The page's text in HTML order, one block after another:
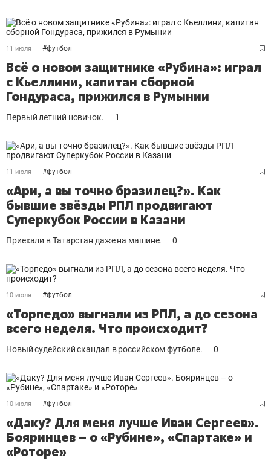
11 июля #футбол
Всё о новом защитнике «Рубина»: играл
с Кьеллини, капитан сборной
Гондураса, прижился в Румынии
Первый летний новичок. 1
11 июля #футбол
«Ари, а вы точно бразилец?». Как
бывшие звёзды РПЛ продвигают
Суперкубок России в Казани
Приехали в Татарстан даже на машине. 0
10 июля #футбол
«Торпедо» выгнали из РПЛ, а до сезона
всего неделя. Что происходит?
Новый судейский скандал в российском футболе. 0
10 июля #футбол
«Даку? Для меня лучше Иван Сергеев».
Бояринцев – о «Рубине», «Спартаке» и
«Роторе»